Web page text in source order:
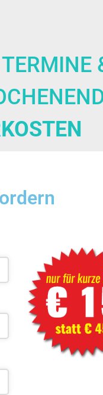
TERMINE